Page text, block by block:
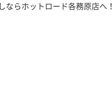
ならホットロード各務原店へ！